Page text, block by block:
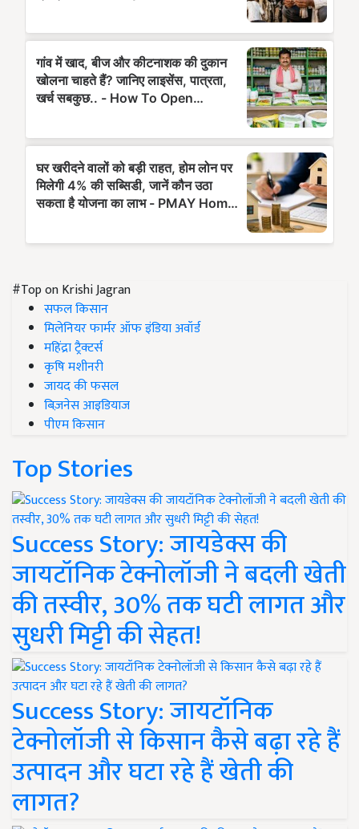
#Top on Krishi Jagran
सफल किसान
मिलेनियर फार्मर ऑफ इंडिया अवॉर्ड
महिंद्रा ट्रैक्टर्स
कृषि मशीनरी
जायद की फसल
बिज़नेस आइडियाज
पीएम किसान
Top Stories
Success Story: जायडेक्स की
जायटॉनिक टेक्नोलॉजी ने बदली खेती
की तस्वीर, 30% तक घटी लागत और
सुधरी मिट्टी की सेहत!
Success Story: जायटॉनिक
टेक्नोलॉजी से किसान कैसे बढ़ा रहे हैं
उत्पादन और घटा रहे हैं खेती की
लागत?